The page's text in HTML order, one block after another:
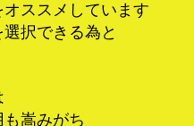
ススメしています
択できる為と
嵩みがち